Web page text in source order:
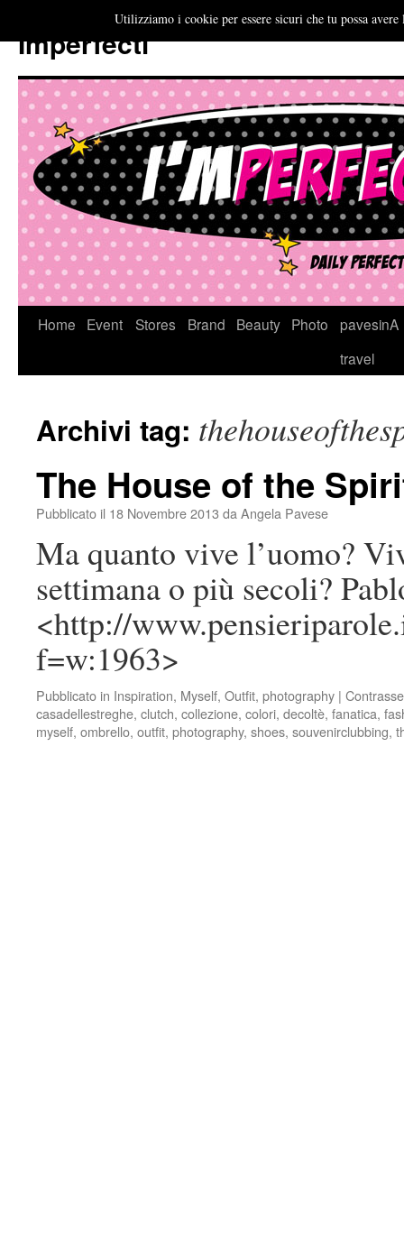
Imperfecti
VaiHome Event Stores Brand Beauty Photo
pavesinA
travel
Archivi tag:
The House of the
Pubblicato il 18 Novembre 2013 da Angela Pavese
Ma quanto vive l’uomo?
settimana o più secoli?
<http://
f=w:1963>
Pubblicato in Inspiration, Myself, Outfit, photography |
casadellestreghe, clutch, collezione, colori, decoltè, fanatica,
myself, ombrello, outfit, photography, shoes, souvenirclubbing,
Utilizziamo i cookie per essere sicuri che tu possa